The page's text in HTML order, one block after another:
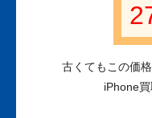
古くてもこの価
iPhone